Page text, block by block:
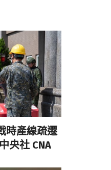
時產線疏遷
央社 CNA